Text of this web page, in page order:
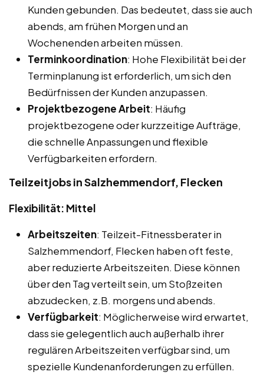
Kunden gebunden. Das bedeutet, dass sie auch
abends, am frühen Morgen und an
Wochenenden arbeiten müssen.
Terminkoordination: Hohe Flexibilität bei der
Terminplanung ist erforderlich, um sich den
Bedürfnissen der Kunden anzupassen.
Projektbezogene Arbeit: Häufig
projektbezogene oder kurzzeitige Aufträge,
die schnelle Anpassungen und flexible
Verfügbarkeiten erfordern.
Teilzeitjobs in Salzhemmendorf, Flecken
Flexibilität: Mittel
Arbeitszeiten: Teilzeit-Fitnessberater in
Salzhemmendorf, Flecken haben oft feste,
aber reduzierte Arbeitszeiten. Diese können
über den Tag verteilt sein, um Stoßzeiten
abzudecken, z.B. morgens und abends.
Verfügbarkeit: Möglicherweise wird erwartet,
dass sie gelegentlich auch außerhalb ihrer
regulären Arbeitszeiten verfügbar sind, um
spezielle Kundenanforderungen zu erfüllen.